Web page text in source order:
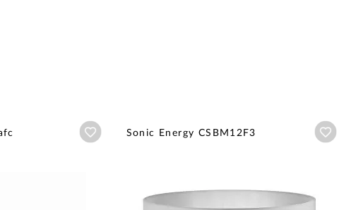
Añadir a wishlist
Sonic Energy CSBM12F3